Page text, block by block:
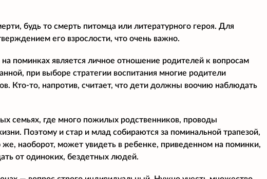
будь то смерть питомца или литературного героя. Для
его взрослости, что очень важно.
поминках является личное отношение родителей к вопросам
при выборе стратегии воспитания многие родители
Кто-то, напротив, считает, что дети должны воочию наблюдать
семьях, где много пожилых родственников, проводы
Поэтому и стар и млад собираются за поминальной трапезой,
наоборот, может увидеть в ребенке, приведенном на поминки,
от одиноких, бездетных людей.